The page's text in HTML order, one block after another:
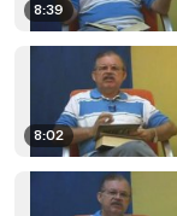
8:39
8:02